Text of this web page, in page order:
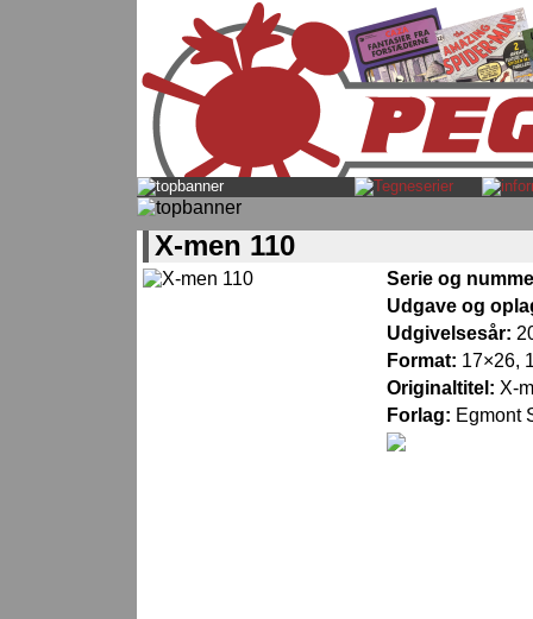
X-men 110
Serie og
Udgave og
Udgivelsesår:
Format: 17×26,
Originaltitel: X-
Forlag: Egmont